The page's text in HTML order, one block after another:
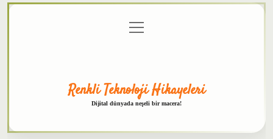
menüyü
aç
Renkli Teknoloji Hikayeleri
Dijital dünyada neşeli bir macera!